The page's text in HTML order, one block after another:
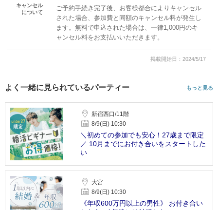
キャンセル
について
ご予約手続き完了後、お客様都合によりキャンセル
された場合、参加費と同額のキャンセル料が発生し
ます。無料で申込された場合は、一律1,000円のキ
ャンセル料をお支払いいただきます。
掲載開始日：2024/5/17
よく一緒に見られているパーティー もっと見る
新宿西口/11階
8/9(日) 10:30
＼初めての参加でも安心！27歳まで限定
／ 10月までにお付き合いをスタートした
い
大宮
8/9(日) 10:30
《年収600万円以上の男性》 お付き合い